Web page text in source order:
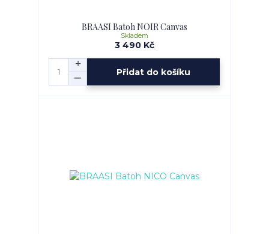
BRAASI Batoh NOIR Canvas
3 490 Kč
Skladem
Přidat do košíku